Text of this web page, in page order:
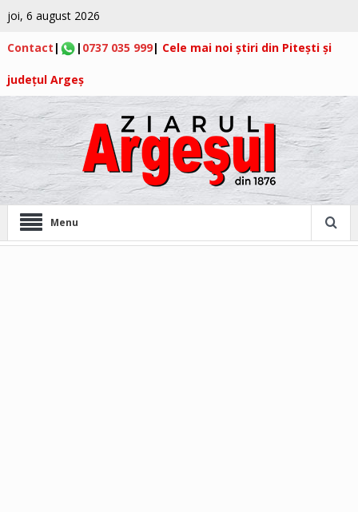
joi, 6 august 2026
Contact | | 0737 035 999| Cele mai noi știri din Pitești și
județul Argeș
Menu